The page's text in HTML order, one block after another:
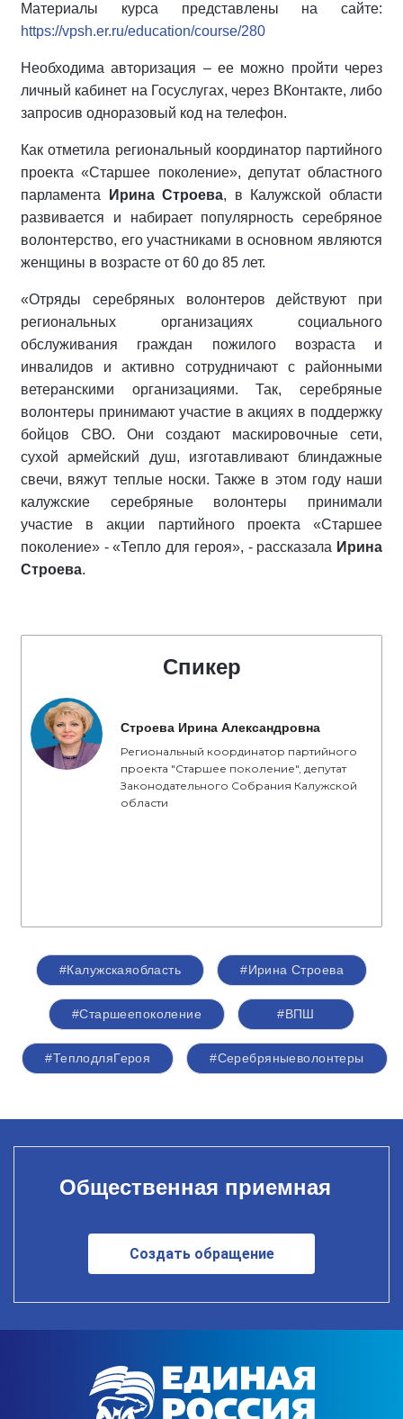
Материалы курса представлены на сайте:
https://vpsh.er.ru/education/course/280
Необходима авторизация – ее можно пройти через
личный кабинет на Госуслугах, через ВКонтакте, либо
запросив одноразовый код на телефон.
Как отметила региональный координатор партийного
проекта «Старшее поколение», депутат областного
парламента
Ирина Строева, в Калужской области
развивается и набирает популярность серебряное
волонтерство, его участниками в основном являются
женщины в возрасте от 60 до 85 лет.
«Отряды серебряных волонтеров действуют при
региональных организациях социального
обслуживания граждан пожилого возраста и
инвалидов и активно сотрудничают с районными
ветеранскими организациями. Так, серебряные
волонтеры принимают участие в акциях в поддержку
бойцов СВО. Они создают маскировочные сети,
сухой армейский душ, изготавливают блиндажные
свечи, вяжут теплые носки. Также в этом году наши
калужские серебряные волонтеры принимали
участие в акции партийного проекта «Старшее
поколение» - «Тепло для героя», - рассказала Ирина
Строева.
Спикер
Строева Ирина Александровна
Региональный координатор партийного
проекта "Старшее поколение", депутат
Законодательного Собрания Калужской
области
#Калужскаяобласть #Ирина Строева
#Старшеепоколение #ВПШ
#ТеплодляГероя #Серебряныеволонтеры
Общественная приемная
Создать обращение